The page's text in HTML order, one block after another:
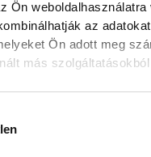
Ön weboldalhasználatra
az
Ön adott meg
más
ápolt a
a két
csak